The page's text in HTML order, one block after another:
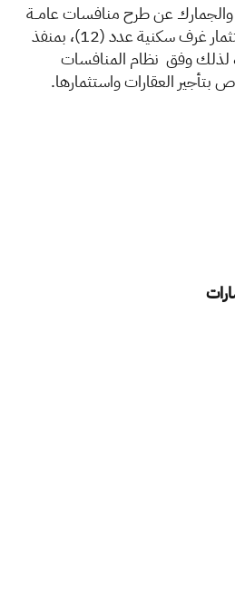
ضريبة القيمة المضافة
والجمارك عن طرح منافسات عامــة
(مزايدة علنية)، لتأجير واستثمار غرف سكنية عدد (12)، بمنفذ
لذلك وفق نظام المنافسات
بتأجير العقارات واستثمارها.